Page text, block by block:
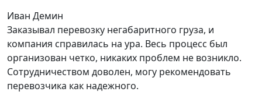
Иван Демин
Заказывал перевозку негабаритного груза, и
компания справилась на ура. Весь процесс был
организован четко, никаких проблем не возникло.
Сотрудничеством доволен, могу рекомендовать
перевозчика как надежного.